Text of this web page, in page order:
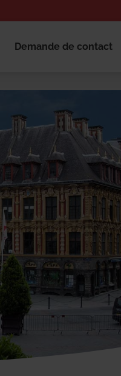
Demande de contact